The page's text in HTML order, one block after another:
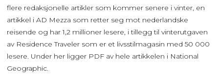
flere redaksjonelle artikler som kommer senere i vinter, en
artikkel i AD Mezza som retter seg mot nederlandske
reisende og har 1,2 millioner lesere, i tillegg til vinterutgaven
av Residence Traveler som er et livsstilmagasin med 50 000
lesere. Under her ligger PDF av hele artikkelen i National
Geographic.